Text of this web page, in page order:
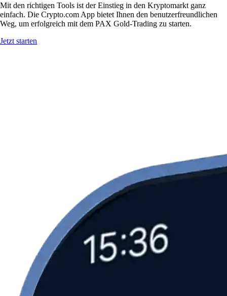
Mit den richtigen Tools ist der Einstieg in den Kryptomarkt ganz
einfach. Die Crypto.com App bietet Ihnen den benutzerfreundlichen
Weg, um erfolgreich mit dem PAX Gold-Trading zu starten.
Jetzt starten